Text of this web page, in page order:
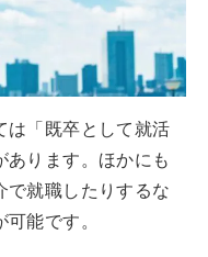
は「既卒として就活
ります。ほかにも
で就職したりするな
能です。